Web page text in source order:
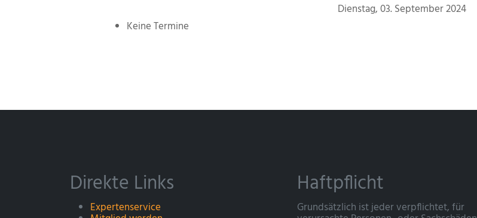
Dienstag, 03. September 2024
Keine Termine
Direkte Links
Expertenservice
Haftpflicht
Grundsätzlich ist jeder verpflichtet, für